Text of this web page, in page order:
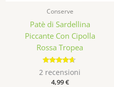
Conserve
Patè di Sardellina
Piccante Con Cipolla
Rossa Tropea
Valutato
4.50
su 5
2 recensioni
4,99€